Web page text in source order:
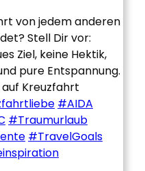
von jedem anderen
Stell Dir vor:
Ziel, keine Hektik,
pure Entspannung.
Kreuzfahrt
#AIDA
#Traumurlaub
#TravelGoals